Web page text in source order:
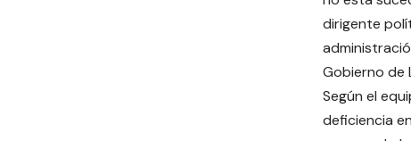
dirigente
Gobierno de
Según el
deficiencia